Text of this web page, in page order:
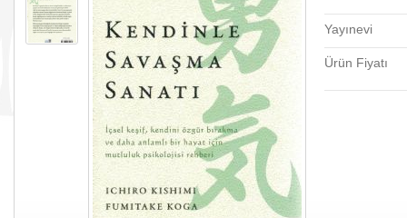
Yayınevi
Ürün Fiyatı